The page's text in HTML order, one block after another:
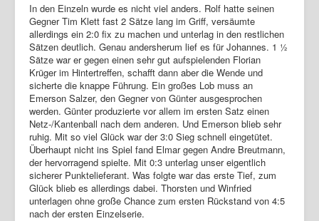
In den Einzeln wurde es nicht viel anders. Rolf hatte seinen
Gegner Tim Klett fast 2 Sätze lang im Griff, versäumte
allerdings ein 2:0 fix zu machen und unterlag in den restlichen
Sätzen deutlich. Genau andersherum lief es für Johannes. 1 ½
Sätze war er gegen einen sehr gut aufspielenden Florian
Krüger im Hintertreffen, schafft dann aber die Wende und
sicherte die knappe Führung. Ein großes Lob muss an
Emerson Salzer, den Gegner von Günter ausgesprochen
werden. Günter produzierte vor allem im ersten Satz einen
Netz-/Kantenball nach dem anderen. Und Emerson blieb sehr
ruhig. Mit so viel Glück war der 3:0 Sieg schnell eingetütet.
Überhaupt nicht ins Spiel fand Elmar gegen Andre Breutmann,
der hervorragend spielte. Mit 0:3 unterlag unser eigentlich
sicherer Punktelieferant. Was folgte war das erste Tief, zum
Glück blieb es allerdings dabei. Thorsten und Winfried
unterlagen ohne große Chance zum ersten Rückstand von 4:5
nach der ersten Einzelserie.